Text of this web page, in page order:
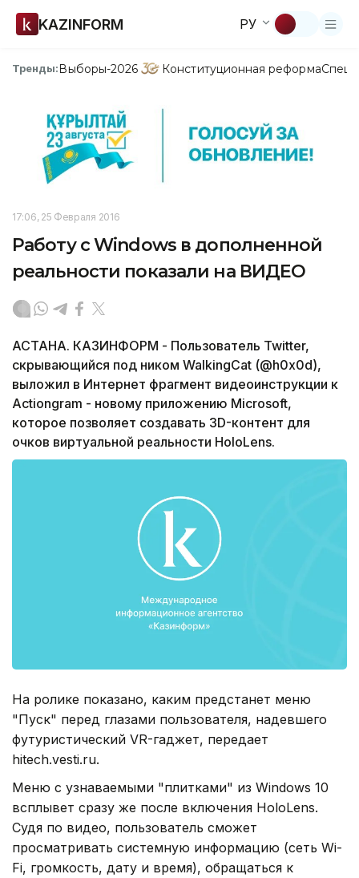
KAZINFORM РУ
Тренды:Выборы-2026 Конституционная реформа
17:06, 25 Февраля 2016
Работу с Windows в дополненной
реальности показали на ВИДЕО
АСТАНА. КАЗИНФОРМ - Пользователь Twitter,
скрывающийся под ником WalkingCat (@h0x0d),
выложил в Интернет фрагмент видеоинструкции к
Actiongram - новому приложению Microsoft,
которое позволяет создавать 3D-контент для
очков виртуальной реальности HoloLens.
На ролике показано, каким предстанет меню
"Пуск" перед глазами пользователя, надевшего
футуристический VR-гаджет, передает
hitech.vesti.ru.
Меню с узнаваемыми "плитками" из Windows 10
всплывет сразу же после включения HoloLens.
Судя по видео, пользователь сможет
просматривать системную информацию (сеть Wi-
Fi, громкость, дату и время), обращаться к